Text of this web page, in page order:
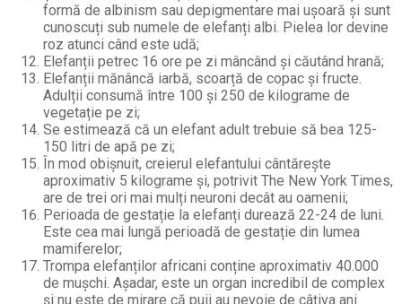
formă de albinism sau depigmentare mai ușoară și sunt
cunoscuți sub numele de elefanți albi. Pielea lor devine
roz atunci când este udă;
Elefanții petrec 16 ore pe zi mâncând și căutând hrană;
Elefanții mănâncă iarbă, scoarță de copac și fructe.
Adulții consumă între 100 și 250 de kilograme de
vegetație pe zi;
Se estimează că un elefant adult trebuie să bea 125-
150 litri de apă pe zi;
În mod obișnuit, creierul elefantului cântărește
aproximativ 5 kilograme și, potrivit The New York Times,
are de trei ori mai mulți neuroni decât au oamenii;
Perioada de gestație la elefanți durează 22-24 de luni.
Este cea mai lungă perioadă de gestație din lumea
mamiferelor;
Trompa elefanților africani conține aproximativ 40.000
de mușchi. Așadar, este un organ incredibil de complex
și nu este de mirare că puii au nevoie de câțiva ani